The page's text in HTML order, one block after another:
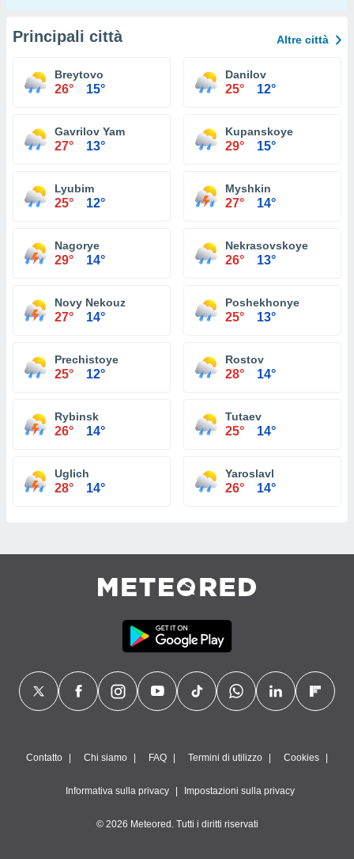
Principali città Altre città
Breytovo
26° 15°
Danilov
25° 12°
Gavrilov Yam
27° 13°
Kupanskoye
29° 15°
Lyubim
25° 12°
Myshkin
27° 14°
Nagorye
29° 14°
Nekrasovskoye
26° 13°
Novy Nekouz
27° 14°
Poshekhonye
25° 13°
Prechistoye
25° 12°
Rostov
28° 14°
Rybinsk
26° 14°
Tutaev
25° 14°
Uglich
28° 14°
Yaroslavl
26° 14°
Contatto Chi siamo FAQ Termini di utilizzo Cookies
Informativa sulla privacy Impostazioni sulla privacy
© 2026 Meteored. Tutti i diritti riservati